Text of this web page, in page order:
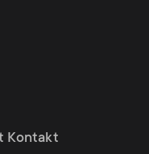
Kontakt